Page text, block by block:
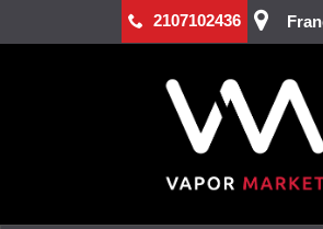
2107102436